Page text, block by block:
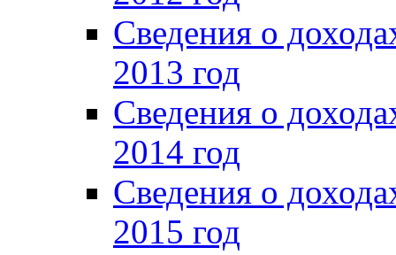
Сведения о
2013 год
Сведения о
2014 год
Сведения о
2015 год